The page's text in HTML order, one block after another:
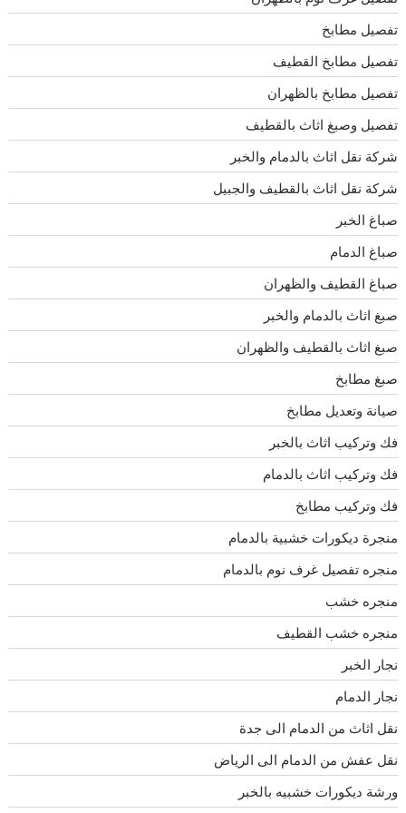
تفصيل مطابخ
تفصيل مطابخ القطيف
تفصيل مطابخ بالظهران
تفصيل وصبغ اثاث بالقطيف
شركة نقل اثاث بالدمام والخبر
شركة نقل اثاث بالقطيف والجبيل
صباغ الخبر
صباغ الدمام
صباغ القطيف والظهران
صبغ اثاث بالدمام والخبر
صبغ اثاث بالقطيف والظهران
صبغ مطابخ
صيانة وتعديل مطابخ
فك وتركيب اثاث بالخبر
فك وتركيب اثاث بالدمام
فك وتركيب مطابخ
منجرة ديكورات خشبية بالدمام
منجره تفصيل غرف نوم بالدمام
منجره خشب
منجره خشب القطيف
نجار الخبر
نجار الدمام
نقل اثاث من الدمام الى جدة
نقل عفش من الدمام الى الرياض
ورشة ديكورات خشبيه بالخبر